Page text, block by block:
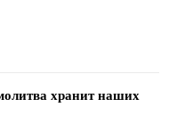
хранит наших